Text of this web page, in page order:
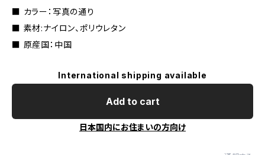
■ カラー：写真の通り
■ 素材:ナイロン、ポリウレタン
■ 原産国：中国
International shipping available
Add to cart
日本国内にお住まいの方向け